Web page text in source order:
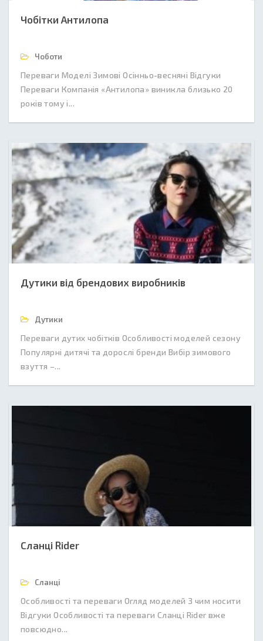
Чобітки Антилопа
Чоботи
Переваги Моделі Зимові Осінньо-весняні Відгуки
Переваги Компанія «Антилопа» виникла близько 20
років тому і...
Дутики від брендових виробників
Дутики
Переваги дутих чобітків Особливості моделей сезону
Популярні дитячі та дорослі бренди Вибір зимового
взуття –...
Сланці Rider
Сланці
Особливості та переваги Огляд моделей З чим носити
Відгуки Особливості та переваги Сланці Rider вже
повсюдно...